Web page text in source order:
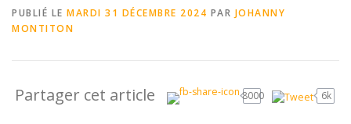
PUBLIÉ LE MARDI 31 DÉCEMBRE 2024 PAR JOHANNY
MONTITON
Partager cet article 8000 6k